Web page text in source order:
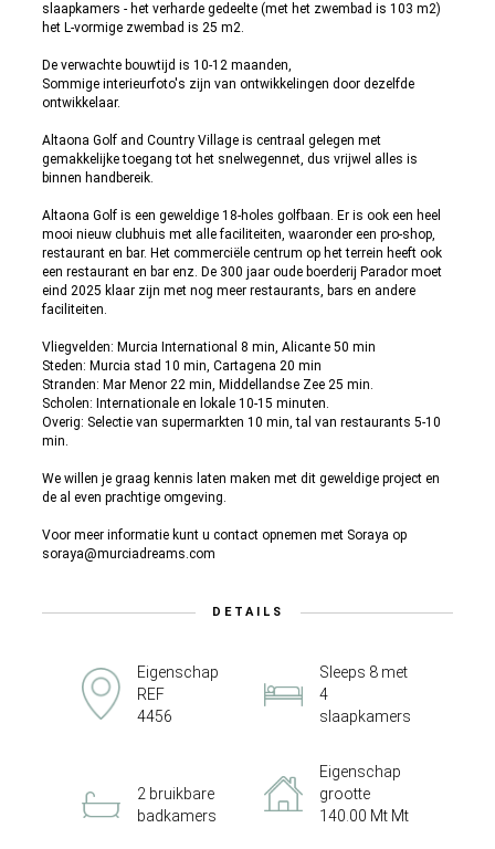
slaapkamers - het verharde gedeelte (met het zwembad is 103 m2)
het L-vormige zwembad is 25 m2.
De verwachte bouwtijd is 10-12 maanden,
Sommige interieurfoto's zijn van ontwikkelingen door dezelfde
ontwikkelaar.
Altaona Golf and Country Village is centraal gelegen met
gemakkelijke toegang tot het snelwegennet, dus vrijwel alles is
binnen handbereik.
Altaona Golf is een geweldige 18-holes golfbaan. Er is ook een heel
mooi nieuw clubhuis met alle faciliteiten, waaronder een pro-shop,
restaurant en bar. Het commerciële centrum op het terrein heeft ook
een restaurant en bar enz. De 300 jaar oude boerderij Parador moet
eind 2025 klaar zijn met nog meer restaurants, bars en andere
faciliteiten.
Vliegvelden: Murcia International 8 min, Alicante 50 min
Steden: Murcia stad 10 min, Cartagena 20 min
Stranden: Mar Menor 22 min, Middellandse Zee 25 min.
Scholen: Internationale en lokale 10-15 minuten.
Overig: Selectie van supermarkten 10 min, tal van restaurants 5-10
min.
We willen je graag kennis laten maken met dit geweldige project en
de al even prachtige omgeving.
Voor meer informatie kunt u contact opnemen met Soraya op
soraya@murciadreams.com
DETAILS
Eigenschap
REF
4456
Sleeps 8 met
4
slaapkamers
2 bruikbare
badkamers
Eigenschap
grootte
140.00 Mt Mt